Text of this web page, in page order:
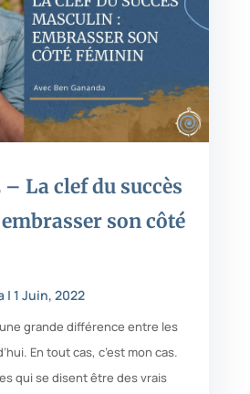
– La clef du succès
son côté
| 1 Juin, 2022
grande différence entre les
En tout cas, c’est mon cas.
qui se disent être des vrais